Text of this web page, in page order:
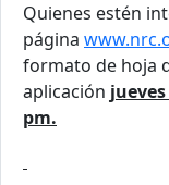
Quienes estén
página
formato de hoja
aplicación
pm.